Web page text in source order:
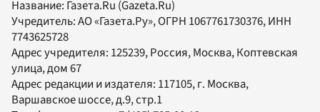
Название: Газета.Ru (Gazeta.Ru)
Учредитель:АО «Газета.Ру», ОГРН 1067761730376, ИНН
7743625728
Адрес учредителя: 125239, Россия, Москва, Коптевская
улица, дом 67
Адрес редакции и издателя: 117105, г. Москва,
Варшавское шоссе, д.9, стр.1